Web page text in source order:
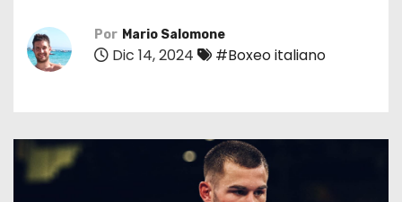
Por Mario Salomone
Dic 14, 2024 #Boxeo italiano